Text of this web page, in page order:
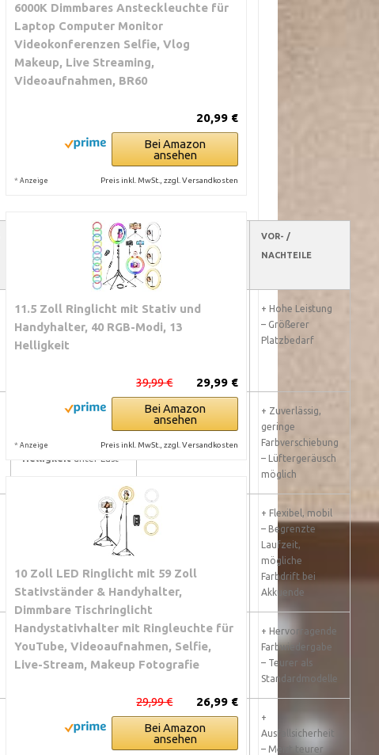
BESONDERHEITEN FÜR
LANGZEITAUFNAHMEN
FAZIT ZUR
EIGNUNG
VOR- /
NACHTEILE
Meistflickerfreibei
Video. Gute
Farbstabilität
Sehr gut geeignet
für lange Sessions
+ Hohe Leistung
– Größerer
Platzbedarf
Konzipiert für
Konstante
Helligkeit unter Last
Optimal für lange
Aufnahmen und
hohe Bildraten
+ Zuverlässig,
geringe
Farbverschiebung
– Lüftergeräusch
möglich
Akku-Laufzeit kann
Bedingt geeignet.
Gut für kurze bis
+ Flexibel, mobil
– Begrenzte
Laufzeit,
mögliche
Farbdrift bei
Akkuende
Hohe Farbkonsistenz
über Stunden. Gut für
Look-Consistency
Sehr gut geeignet,
wenn Farben
konstant bleiben
+ Hervorragende
Farbwiedergabe
– Teurer als
Standardmodelle
verhindert
Sehr gut für
kritische
Langzeitaufnahmen
+
Ausfallsicherheit
– Meist teurer
6000K Dimmbares Ansteckleuchte für
Laptop Computer Monitor
Videokonferenzen Selfie, Vlog
Makeup, Live Streaming,
Videoaufnahmen, BR60
20,99 €
Bei Amazon
ansehen
* Anzeige Preis inkl. MwSt., zzgl. Versandkosten
11.5 Zoll Ringlicht mit Stativ und
Handyhalter, 40 RGB-Modi, 13
Helligkeit
29,99 €
39,99 €
Bei Amazon
ansehen
* Anzeige Preis inkl. MwSt., zzgl. Versandkosten
10 Zoll LED Ringlicht mit 59 Zoll
Stativständer & Handyhalter,
Dimmbare Tischringlicht
Handystativhalter mit Ringleuchte für
YouTube, Videoaufnahmen, Selfie,
Live-Stream, Makeup Fotografie
26,99 €
29,99 €
Bei Amazon
ansehen